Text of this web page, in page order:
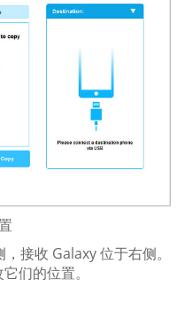
接收 Galaxy 位于右侧。
们的位置。